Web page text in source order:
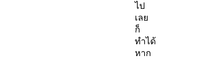
ไป
เลย
ก็
ทำได้
หาก